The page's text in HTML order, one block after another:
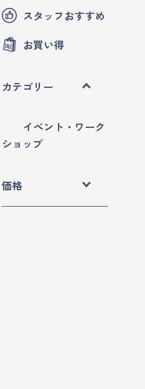
スタッフおすすめ
お買い得
カテゴリー
イベント・ワーク
ショップ
価格